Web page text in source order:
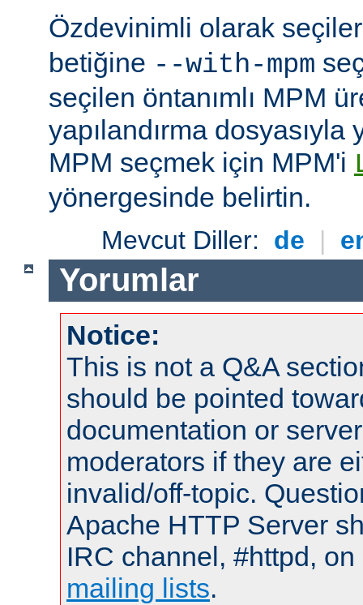
Özdevinimli olarak
betiğine --with-mpm
seçilen öntanımlı MPM
yapılandırma dosyasıyla
MPM seçmek için MPM'i
yönergesinde belirtin.
Mevcut Diller: de |
Yorumlar
Notice:
This is not a Q&A
should be pointed
documentation or
moderators if they are
invalid/off-topic.
Apache HTTP Server
IRC channel, #httpd,
mailing lists.